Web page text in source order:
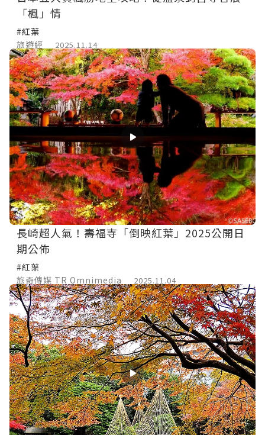
「楓」情
#紅葉
旅遊經
2025.11.14
長崎超人氣！壽福寺「倒映紅葉」2025公開日
期公佈
#紅葉
旅奇傳媒 TR Omnimedia
2025.11.04